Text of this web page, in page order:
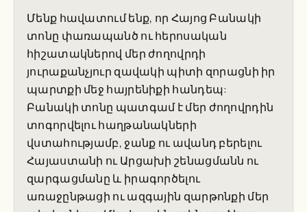
Մենք հավատում ենք, որ Հայոց Բանակի
տոնը փառապանծ ու հերոսական
հիշատակներով մեր ժողովրդի
յուրաքանչյուր զավակի պիտի զորացնի իր
պարտքի մեջ հայրենիքի հանդեպ:
Բանակի տոնը պատգամ է մեր ժողովրդին
տոգորվելու հաղթանակների
վստահությամբ, ջանք ու ավանդ բերելու
Հայաստանի ու Արցախի շենացմանն ու
զարգացմանը և իրագործելու
առաջընթացի ու ազգային զարթոնքի մեր